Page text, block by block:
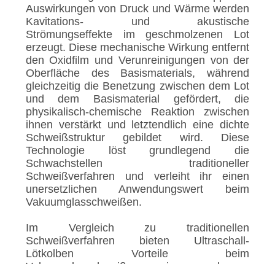
Auswirkungen von Druck und Wärme werden
Kavitations- und akustische
Strömungseffekte im geschmolzenen Lot
erzeugt. Diese mechanische Wirkung entfernt
den Oxidfilm und Verunreinigungen von der
Oberfläche des Basismaterials, während
gleichzeitig die Benetzung zwischen dem Lot
und dem Basismaterial gefördert, die
physikalisch-chemische Reaktion zwischen
ihnen verstärkt und letztendlich eine dichte
Schweißstruktur gebildet wird. Diese
Technologie löst grundlegend die
Schwachstellen traditioneller
Schweißverfahren und verleiht ihr einen
unersetzlichen Anwendungswert beim
Vakuumglasschweißen.
Im Vergleich zu traditionellen
Schweißverfahren bieten Ultraschall-
Lötkolben Vorteile beim